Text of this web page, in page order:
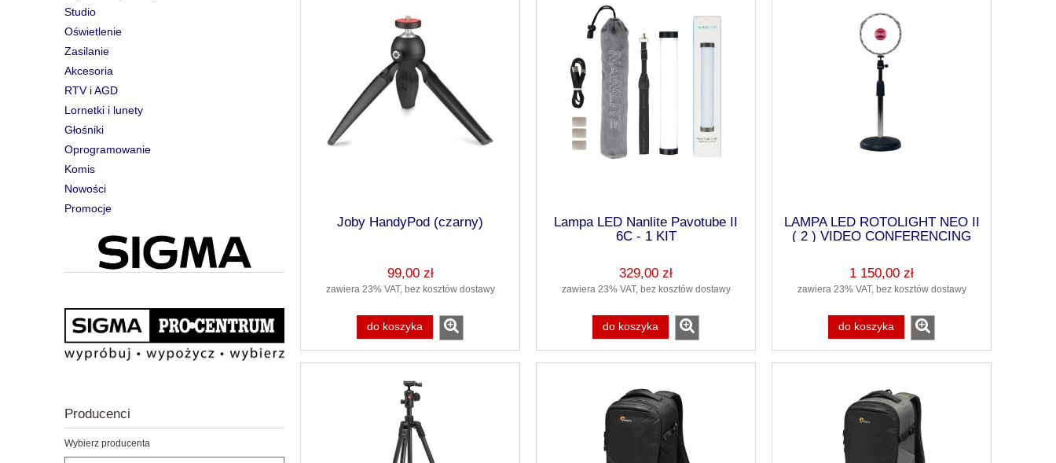
Studio
Oświetlenie
Zasilanie
Akcesoria
RTV i AGD
Lornetki i lunety
Głośniki
Oprogramowanie
Komis
Nowości
Promocje
Producenci
Wybierz producenta
Joby HandyPod (czarny)
99,00 zł
zawiera 23% VAT, bez kosztów dostawy
do koszyka
Lampa LED Nanlite Pavotube II
6C - 1 KIT
329,00 zł
zawiera 23% VAT, bez kosztów dostawy
do koszyka
LAMPA LED ROTOLIGHT NEO II
( 2 ) VIDEO CONFERENCING
1 150,00 zł
zawiera 23% VAT, bez kosztów dostawy
do koszyka